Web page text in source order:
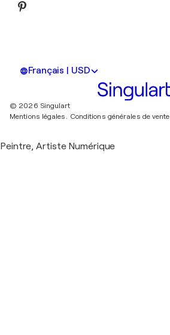
Français | USD
© 2026 Singulart
Mentions légales. Conditions générales de vente
Peintre, Artiste Numérique